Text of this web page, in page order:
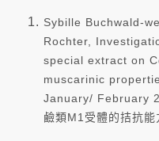
Sybille Buchwald-
Rochter,
special extract on
muscarinic
January/ February
鹼類M1受體的拮抗